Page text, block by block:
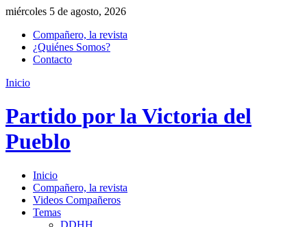
miércoles 5 de agosto, 2026
Compañero, la revista
¿Quiénes Somos?
Contacto
Inicio
Partido por la Victoria del
Pueblo
Inicio
Compañero, la revista
Videos Compañeros
Temas
DDHH